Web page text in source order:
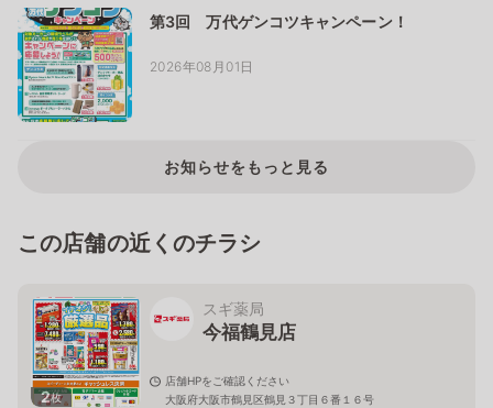
第3回 万代ゲンコツキャンペーン！
2026年08月01日
お知らせをもっと見る
この店舗の近くのチラシ
2枚
スギ薬局
今福鶴見店
店舗HPをご確認ください
大阪府大阪市鶴見区鶴見３丁目６番１６号